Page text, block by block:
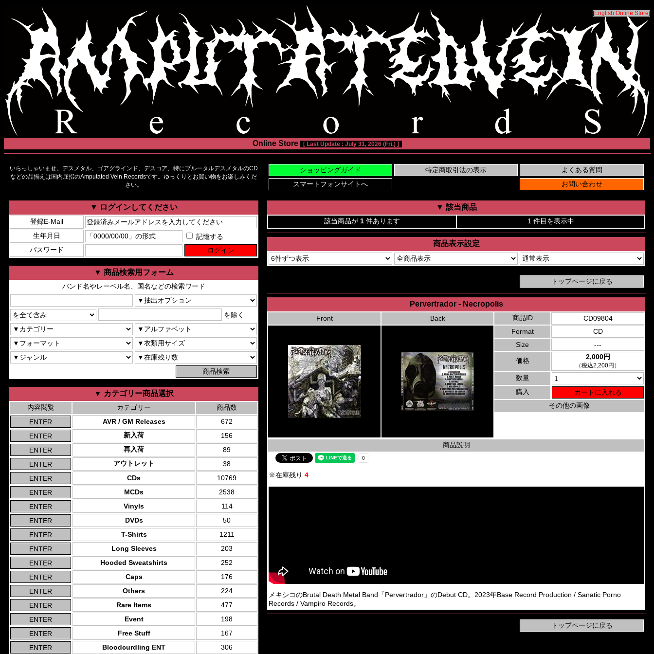
[English Online Store]
Online Store [ Last Update : July 31, 2026 (Fri.) ]
いらっしゃいませ。デスメタル、ゴアグラインド、デスコア、特にブルータルデスメタルのCD
などの品揃えは国内屈指のAmputated Vein Recordsです。ゆっくりとお買い物をお楽しみくだ
さい。
▼ ログインしてください
登録E-Mail
生年月日
記憶する
パスワード
▼ 商品検索用フォーム
バンド名やレーベル名、国名などの検索ワード
を除く
▼ カテゴリー商品選択
内容閲覧 カテゴリー
商品数
AVR / GM Releases
672
新入荷
156
再入荷
89
アウトレット
38
CDs
10769
MCDs
2538
Vinyls
114
DVDs
50
T-Shirts
1211
Long Sleeves
203
Hooded Sweatshirts
252
Caps
176
Others
224
Rare Items
477
Event
198
Free Stuff
167
Bloodcurdling ENT
306
▼ 該当商品
該当商品が 1 件あります 1 件目を表示中
商品表示設定
Pervertrador - Necropolis
Front Back 商品ID
CD09804
Format
CD
Size
---
価格 2,000円
（税込2,200円）
数量
購入
その他の画像
商品説明
※在庫残り 4
メキシコのBrutal Death Metal Band「Pervertrador」のDebut CD。2023年Base Record Production / Sanatic Porno
Records / Vampiro Records。